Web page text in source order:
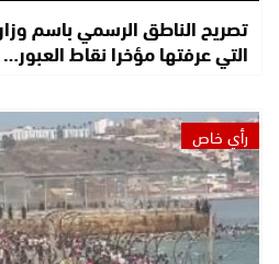
تصريح الناطق الرسمي باسم
التي عرفتها مؤخرا نقاط العبور…
رأي خاص